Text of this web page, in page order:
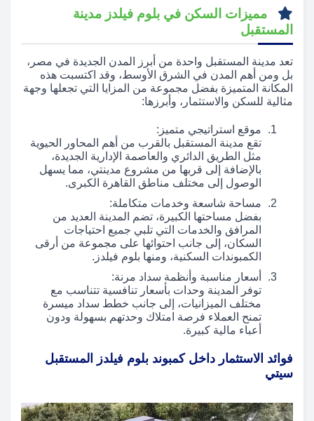
مميزات السكن في بلوم فيلدز مدينة
المستقبل
تعد مدينة المستقبل واحدة من أبرز المدن الجديدة في مصر،
بل ومن أهم المدن في الشرق الأوسط، وقد اكتسبت هذه
المكانة المتميزة بفضل مجموعة من المزايا التي تجعلها وجهة
مثالية للسكن والاستثمار، وأبرزها:
موقع استراتيجي متميز:
تقع مدينة المستقبل بالقرب من أهم المحاور الحيوية
مثل الطريق الدائري والعاصمة الإدارية الجديدة،
بالإضافة إلى قربها من مشروع مدينتي، مما يسهل
الوصول إلى مختلف مناطق القاهرة الكبرى.
مساحة شاسعة وخدمات متكاملة:
بفضل مساحتها الكبيرة، تضم المدينة العديد من
المرافق والخدمات التي تلبي جميع احتياجات
السكان، إلى جانب احتوائها على مجموعة من أرقى
الكمبوندات السكنية، ومنها بلوم فيلدز.
أسعار مناسبة وأنظمة سداد مرنة:
توفر المدينة وحدات بأسعار تنافسية تتناسب مع
مختلف الميزانيات، إلى جانب خطط سداد ميسرة
تمنح العملاء فرصة امتلاك وحدتهم بسهولة ودون
أعباء مالية كبيرة.
فوائد الاستثمار داخل كمبوند بلوم فيلدز المستقبل
سيتي